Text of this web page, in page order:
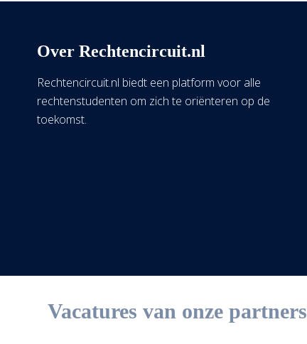
Over Rechtencircuit.nl
Rechtencircuit.nl biedt een platform voor alle
rechtenstudenten om zich te oriënteren op de
toekomst.
Vacatures van onze partners